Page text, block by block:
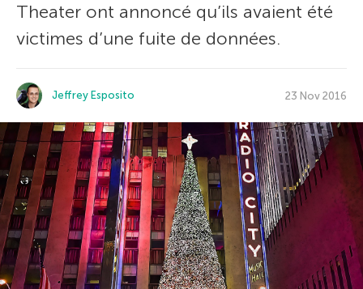
Theater ont annoncé qu’ils avaient été
victimes d’une fuite de données.
Jeffrey Esposito 23 Nov 2016